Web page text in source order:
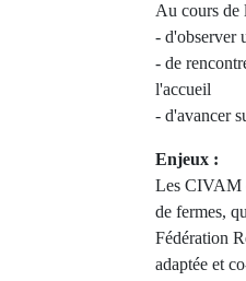
Au cours de
- d'observer
- de
l'accueil
- d'avancer
Enjeux :
Les CIVAM
de fermes,
Fédération
adaptée et